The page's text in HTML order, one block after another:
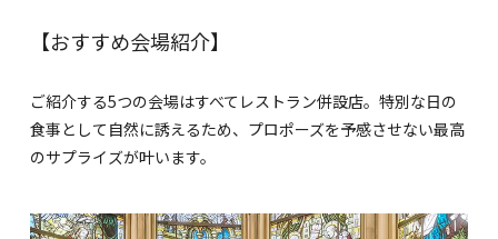
【おすすめ会場紹介】
ご紹介する5つの会場はすべてレストラン併設店。特別な日の
食事として自然に誘えるため、プロポーズを予感させない最高
のサプライズが叶います。